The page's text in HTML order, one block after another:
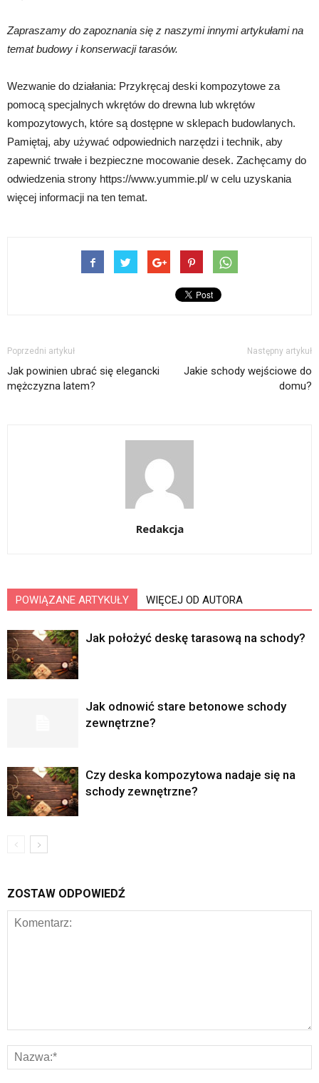
Zapraszamy do zapoznania się z naszymi innymi artykułami na
temat budowy i konserwacji tarasów.
Wezwanie do działania: Przykręcaj deski kompozytowe za
pomocą specjalnych wkrętów do drewna lub wkrętów
kompozytowych, które są dostępne w sklepach budowlanych.
Pamiętaj, aby używać odpowiednich narzędzi i technik, aby
zapewnić trwałe i bezpieczne mocowanie desek. Zachęcamy do
odwiedzenia strony https://www.yummie.pl/ w celu uzyskania
więcej informacji na ten temat.
Poprzedni artykuł
Jak powinien ubrać się elegancki
mężczyzna latem?
Następny artykuł
Jakie schody wejściowe do
domu?
Redakcja
POWIĄZANE ARTYKUŁY WIĘCEJ OD AUTORA
Jak położyć deskę tarasową na schody?
Jak odnowić stare betonowe schody
zewnętrzne?
Czy deska kompozytowa nadaje się na
schody zewnętrzne?
ZOSTAW ODPOWIEDŹ